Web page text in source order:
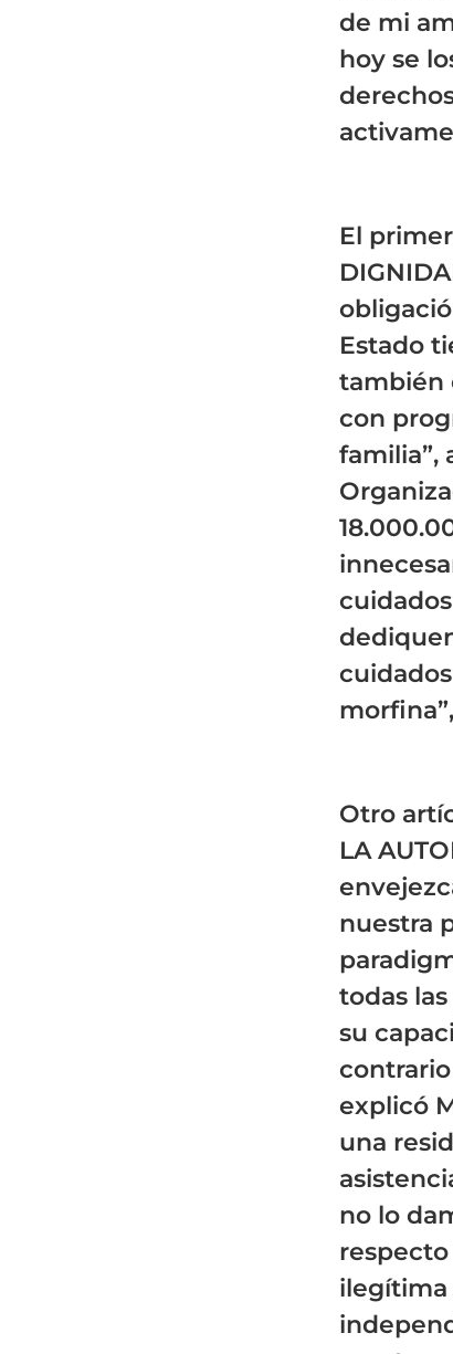
de mi
hoy se
El
Estado
también
con
familia”,
Otro
LA
nuestra
todas
su
explicó
una
no lo
respecto
ilegítima